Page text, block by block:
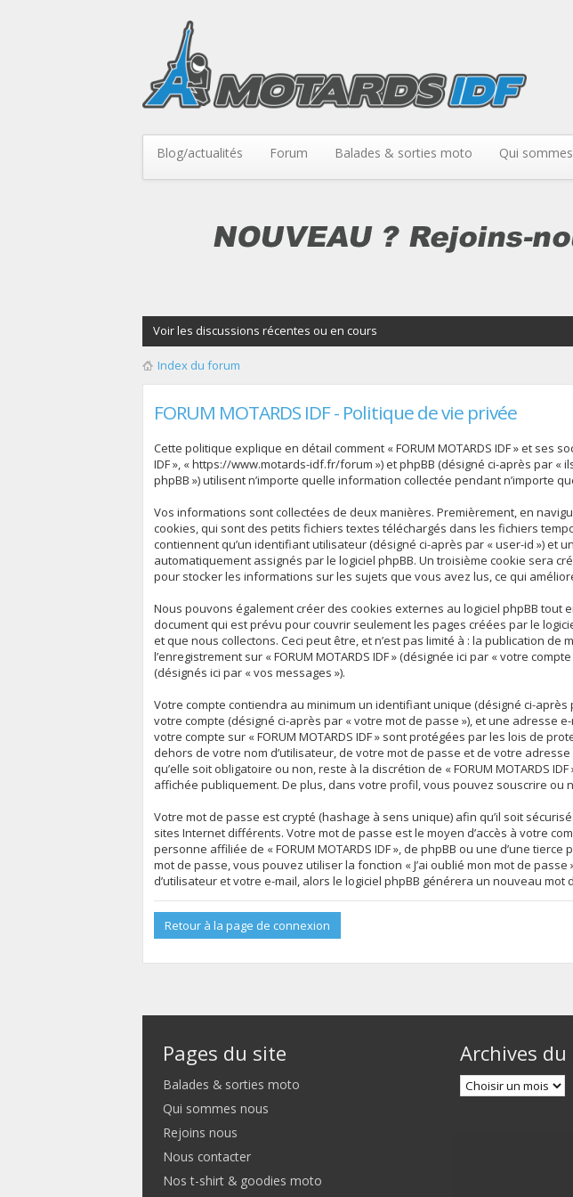
Blog/actualités Forum Balades & sorties moto Qui
Voir les discussions récentes ou en cours
Index du forum
FORUM MOTARDS IDF - Politique de vie privée
Cette politique explique en détail comment « FORUM MOTARDS IDF » et ses
IDF », « https://www.motards-idf.fr/forum ») et phpBB (désigné ci-après par «
phpBB ») utilisent n’importe quelle information collectée pendant n’importe
Vos informations sont collectées de deux manières. Premièrement, en
cookies, qui sont des petits fichiers textes téléchargés dans les fichiers
contiennent qu’un identifiant utilisateur (désigné ci-après par « user-id ») et
automatiquement assignés par le logiciel phpBB. Un troisième cookie sera
pour stocker les informations sur les sujets que vous avez lus, ce qui
Nous pouvons également créer des cookies externes au logiciel phpBB tout
document qui est prévu pour couvrir seulement les pages créées par le
et que nous collectons. Ceci peut être, et n’est pas limité à : la publication
l’enregistrement sur « FORUM MOTARDS IDF » (désignée ici par « votre
(désignés ici par « vos messages »).
Votre compte contiendra au minimum un identifiant unique (désigné ci-
votre compte (désigné ci-après par « votre mot de passe »), et une adresse
votre compte sur « FORUM MOTARDS IDF » sont protégées par les lois de
dehors de votre nom d’utilisateur, de votre mot de passe et de votre adresse
qu’elle soit obligatoire ou non, reste à la discrétion de « FORUM MOTARDS
affichée publiquement. De plus, dans votre profil, vous pouvez souscrire ou
Votre mot de passe est crypté (hashage à sens unique) afin qu’il soit
sites Internet différents. Votre mot de passe est le moyen d’accès à votre
personne affiliée de « FORUM MOTARDS IDF », de phpBB ou une d’une
mot de passe, vous pouvez utiliser la fonction « J’ai oublié mon mot de
d’utilisateur et votre e-mail, alors le logiciel phpBB générera un nouveau
Retour à la page de connexion
Pages du site
Balades & sorties moto
Qui sommes nous
Rejoins nous
Nous contacter
Nos t-shirt & goodies moto
Archives du